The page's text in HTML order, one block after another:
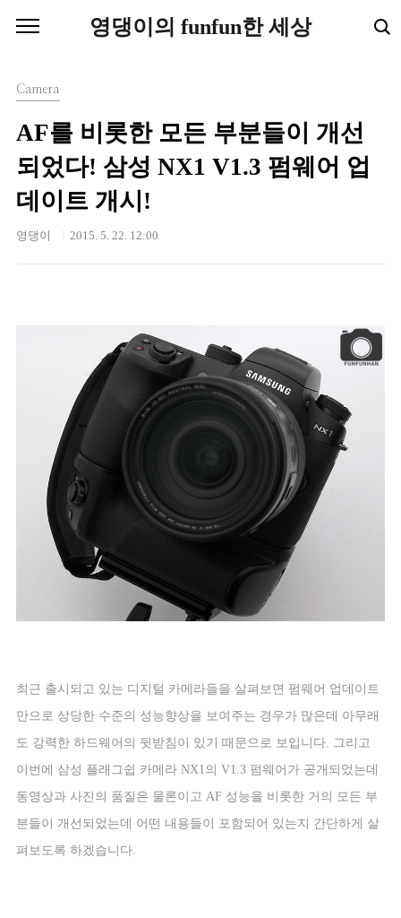
영댕이의 funfun한 세상
Camera
AF를 비롯한 모든 부분들이 개선
되었다! 삼성 NX1 V1.3 펌웨어 업
데이트 개시!
영댕이 2015. 5. 22. 12:00
최근 출시되고 있는 디지털 카메라들을 살펴보면 펌웨어 업데이트
만으로 상당한 수준의 성능향상을 보여주는 경우가 많은데 아무래
도 강력한 하드웨어의 뒷받침이 있기 때문으로 보입니다. 그리고
이번에 삼성 플래그쉽 카메라 NX1의 V1.3 펌웨어가 공개되었는데
동영상과 사진의 품질은 물론이고 AF 성능을 비롯한 거의 모든 부
분들이 개선되었는데 어떤 내용들이 포함되어 있는지 간단하게 살
펴보도록 하겠습니다.